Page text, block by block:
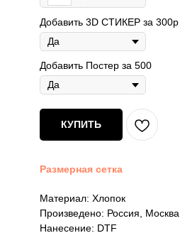
Добавить 3D СТИКЕР за 300р
Добавить Постер за 500
КУПИТЬ
Размерная сетка
Материал: Хлопок
Произведено: Россия, Москва
Нанесение: DTF